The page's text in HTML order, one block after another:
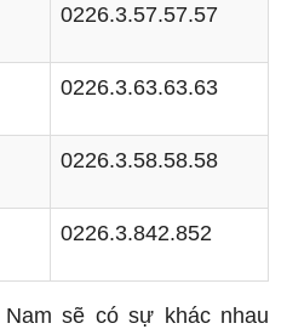
0226.3.57.57.57
0226.3.63.63.63
0226.3.58.58.58
0226.3.842.852
sẽ có sự khác nhau